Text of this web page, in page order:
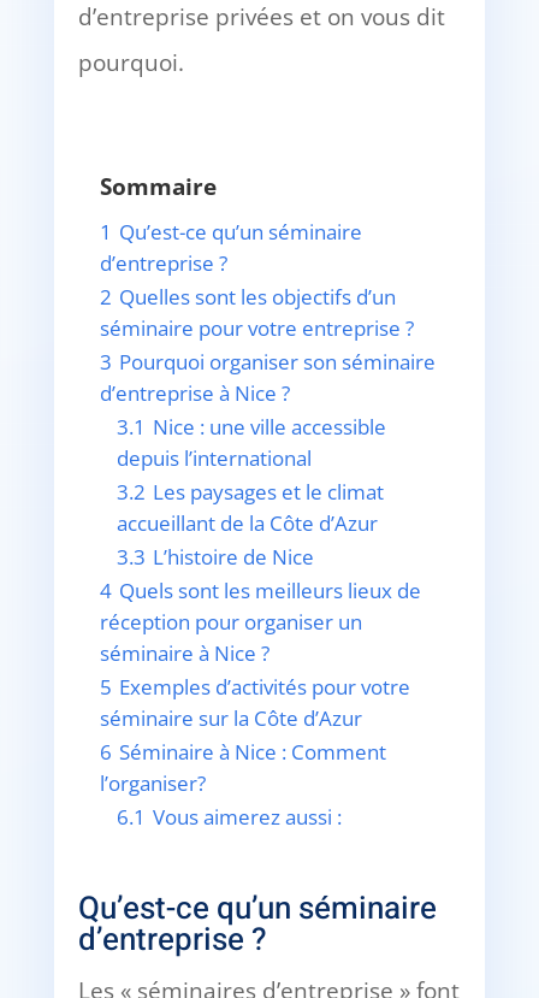
d’entreprise privées et on vous dit
pourquoi.
Sommaire
1 Qu’est-ce qu’un séminaire
d’entreprise ?
2 Quelles sont les objectifs d’un
séminaire pour votre entreprise ?
3 Pourquoi organiser son séminaire
d’entreprise à Nice ?
3.1 Nice : une ville accessible
depuis l’international
3.2 Les paysages et le climat
accueillant de la Côte d’Azur
3.3 L’histoire de Nice
4 Quels sont les meilleurs lieux de
réception pour organiser un
séminaire à Nice ?
5 Exemples d’activités pour votre
séminaire sur la Côte d’Azur
6 Séminaire à Nice : Comment
l’organiser?
6.1 Vous aimerez aussi :
Qu’est-ce qu’un séminaire
d’entreprise ?
Les « séminaires d’entreprise » font